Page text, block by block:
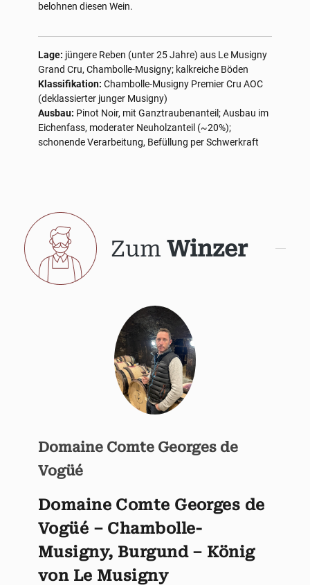
belohnen diesen Wein.
Lage: jüngere Reben (unter 25 Jahre) aus Le Musigny
Grand Cru, Chambolle-Musigny; kalkreiche Böden
Klassifikation: Chambolle-Musigny Premier Cru AOC
(deklassierter junger Musigny)
Ausbau: Pinot Noir, mit Ganztraubenanteil; Ausbau im
Eichenfass, moderater Neuholzanteil (~20%);
schonende Verarbeitung, Befüllung per Schwerkraft
Zum Winzer
Domaine Comte Georges de
Vogüé
Domaine Comte Georges de
Vogüé – Chambolle-
Musigny, Burgund – König
von Le Musigny